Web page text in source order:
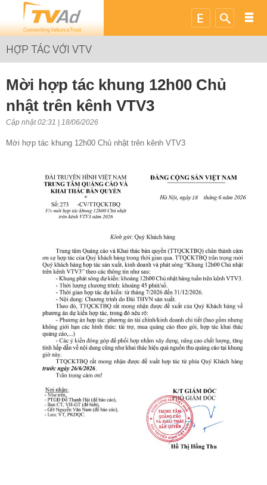
HỢP TÁC VỚI VTV
Mời hợp tác khung 12h00 Chủ
nhật trên kênh VTV3
Cập nhật 02:31 | 18/06/2026
Mời hợp tác khung 12h00 Chủ nhật trên kênh VTV3